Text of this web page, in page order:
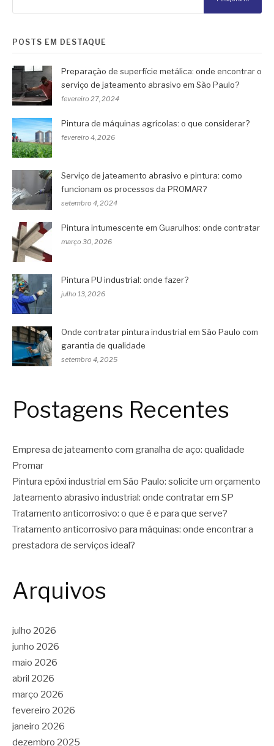
POSTS EM DESTAQUE
Preparação de superfície metálica: onde encontrar o
serviço de jateamento abrasivo em São Paulo?
fevereiro 27, 2024
Pintura de máquinas agrícolas: o que considerar?
fevereiro 4, 2026
Serviço de jateamento abrasivo e pintura: como
funcionam os processos da PROMAR?
setembro 4, 2024
Pintura intumescente em Guarulhos: onde contratar
março 30, 2026
Pintura PU industrial: onde fazer?
julho 13, 2026
Onde contratar pintura industrial em São Paulo com
garantia de qualidade
setembro 4, 2025
Postagens Recentes
Empresa de jateamento com granalha de aço: qualidade
Promar
Pintura epóxi industrial em São Paulo: solicite um orçamento
Jateamento abrasivo industrial: onde contratar em SP
Tratamento anticorrosivo: o que é e para que serve?
Tratamento anticorrosivo para máquinas: onde encontrar a
prestadora de serviços ideal?
Arquivos
julho 2026
junho 2026
maio 2026
abril 2026
março 2026
fevereiro 2026
janeiro 2026
dezembro 2025